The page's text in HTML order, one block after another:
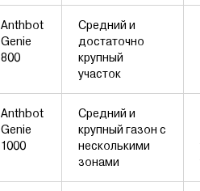
Anthbot
Genie
800
Средний и
достаточно
крупный
участок
Anthbot
Genie
1000
Средний и
крупный газон с
несколькими
зонами